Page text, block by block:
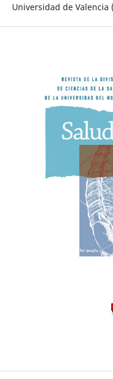
Universidad de Valencia